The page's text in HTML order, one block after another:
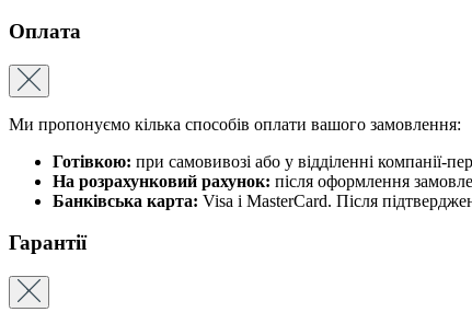
Оплата
Ми пропонуємо кілька способів оплати вашого замовлення:
Готівкою: при самовивозі або у відділенні компанії-
На розрахунковий рахунок: після оформлення
Банківська карта: Visa і MasterCard. Після
Гарантії